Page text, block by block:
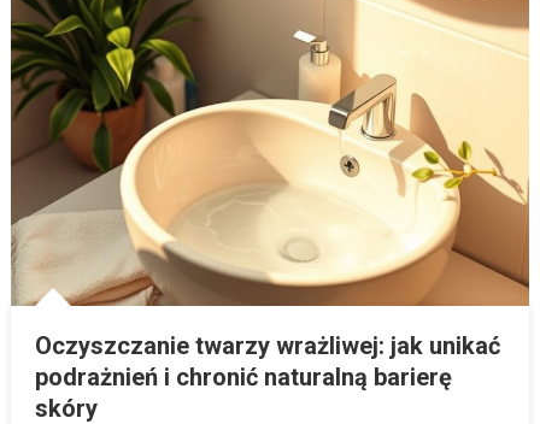
Oczyszczanie twarzy wrażliwej: jak unikać
podrażnień i chronić naturalną barierę
skóry